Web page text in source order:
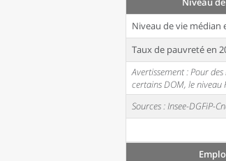
Niveau de vie médian
Taux de pauvreté en
Avertissement : Pour
certains DOM, le niveau
Sources : Insee-DGFiP-